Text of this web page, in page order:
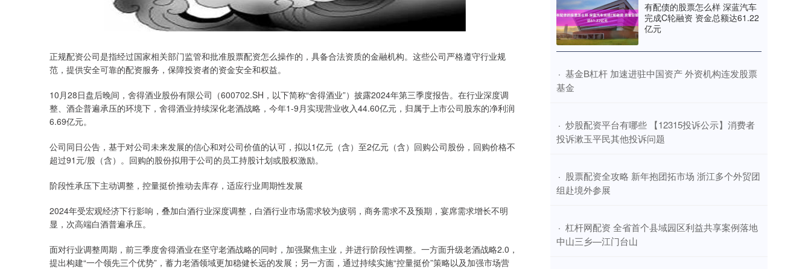
正规配资公司是指经过国家相关部门监管和批准股票配资怎么操作的，具备合法资质的金融机构。这些公司严格遵守行业规
范，提供安全可靠的配资服务，保障投资者的资金安全和权益。
10月28日盘后晚间，舍得酒业股份有限公司（600702.SH，以下简称“舍得酒业”）披露2024年第三季度报告。在行业深度调
整、酒企普遍承压的环境下，舍得酒业持续深化老酒战略，今年1-9月实现营业收入44.60亿元，归属于上市公司股东的净利润
6.69亿元。
公司同日公告，基于对公司未来发展的信心和对公司价值的认可，拟以1亿元（含）至2亿元（含）回购公司股份，回购价格不
超过91元/股（含）。回购的股份拟用于公司的员工持股计划或股权激励。
阶段性承压下主动调整，控量挺价推动去库存，适应行业周期性发展
2024年受宏观经济下行影响，叠加白酒行业深度调整，白酒行业市场需求较为疲弱，商务需求不及预期，宴席需求增长不明
显，次高端白酒普遍承压。
面对行业调整周期，前三季度舍得酒业在坚守老酒战略的同时，加强聚焦主业，并进行阶段性调整。一方面升级老酒战略2.0，
提出构建“一个领先三个优势”，蓄力老酒领域更加稳健长远的发展；另一方面，通过持续实施“控量挺价”策略以及加强市场营
有配债的股票怎么样 深蓝汽车
完成C轮融资 资金总额达61.22
亿元
· ​基金B杠杆 加速进驻中国资产 外资机构连发股票
基金
· ​炒股配资平台有哪些 【12315投诉公示】消费者
投诉漱玉平民其他投诉问题
· ​股票配资全攻略 新年抱团拓市场 浙江多个外贸团
组赴境外参展
· ​杠杆网配资 全省首个县域园区利益共享案例落地
中山三乡—江门台山